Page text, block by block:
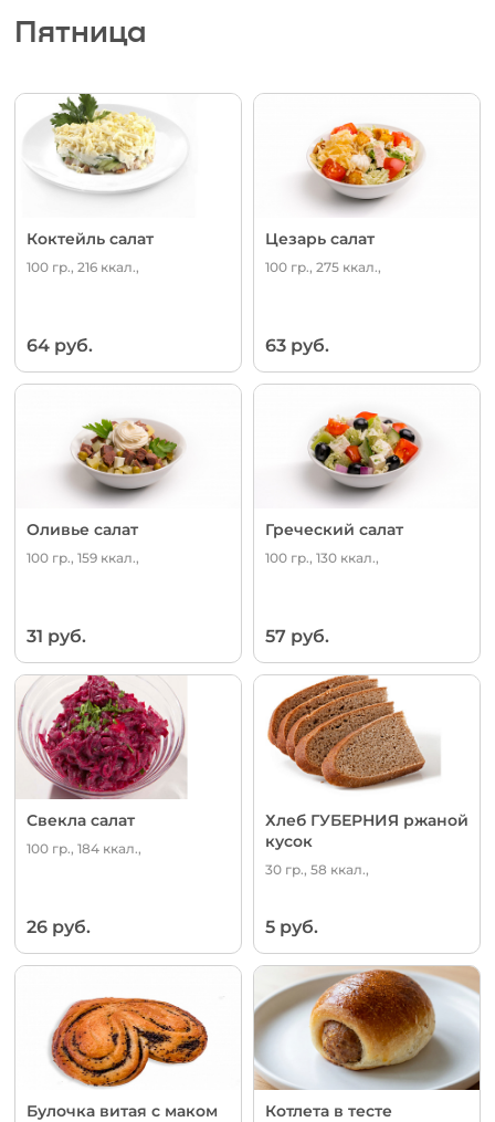
Пятница
Коктейль салат
100 гр., 216 ккал.,
64 руб.
Цезарь салат
100 гр., 275 ккал.,
63 руб.
Оливье салат
100 гр., 159 ккал.,
31 руб.
Греческий салат
100 гр., 130 ккал.,
57 руб.
Свекла салат
100 гр., 184 ккал.,
26 руб.
Хлеб ГУБЕРНИЯ ржаной
кусок
30 гр., 58 ккал.,
5 руб.
Булочка витая с маком Котлета в тесте